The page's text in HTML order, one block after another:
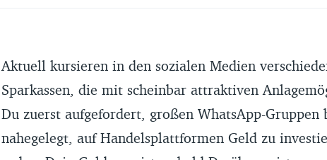
Aktuell kursieren in den sozialen Medien
Sparkassen, die mit scheinbar attraktiven
Du zuerst aufgefordert, großen WhatsApp-
nahegelegt, auf Handelsplattformen Geld zu